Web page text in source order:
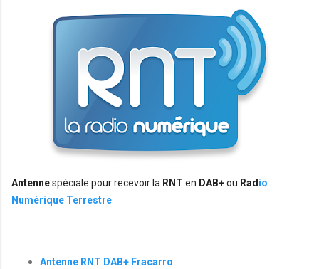
Antenne spéciale pour recevoir la RNT en DAB+ ou Radio
Numérique Terrestre
Antenne RNT DAB+ Fracarro